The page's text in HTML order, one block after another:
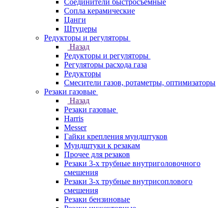
Соединители быстросъёмные
Сопла керамические
Цанги
Штуцеры
Редукторы и регуляторы
Назад
Редукторы и регуляторы
Регуляторы расхода газа
Редукторы
Смесители газов, ротаметры, оптимизаторы
Резаки газовые
Назад
Резаки газовые
Harris
Messer
Гайки крепления мундштуков
Мундштуки к резакам
Прочее для резаков
Резаки 3-х трубные внутриголовочного
смешения
Резаки 3-х трубные внутрисоплового
смешения
Резаки бензиновые